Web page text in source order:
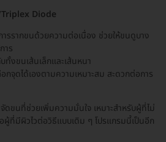
Triplex Diode
ารรากขนด้วยความต่อเนื่อง ช่วยให้ขนดูบาง
าร
ทั้งขนเส้นเล็กและเส้นหนา
กจุดได้เองตามความเหมาะสม สะดวกต่อการ
ขนที่ช่วยเพิ่มความมั่นใจ เหมาะสำหรับผู้ที่ไม่
ที่มีผิวไวต่อวิธีแบบเดิม ๆ โปรแกรมนี้เป็นอีก